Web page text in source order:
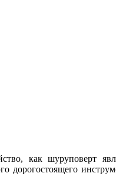
как шуруповерт
дорогостоящего